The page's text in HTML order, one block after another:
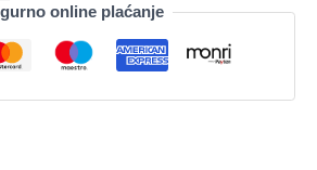
online plaćanje